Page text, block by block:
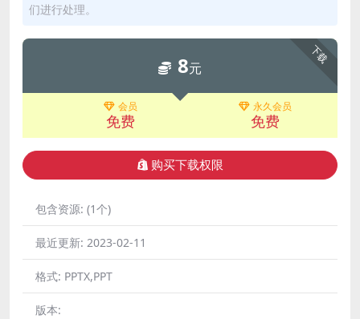
们进行处理。
下载
8元
会员
免费
永久会员
免费
购买下载权限
包含资源: (1个)
最近更新: 2023-02-11
格式: PPTX,PPT
版本: